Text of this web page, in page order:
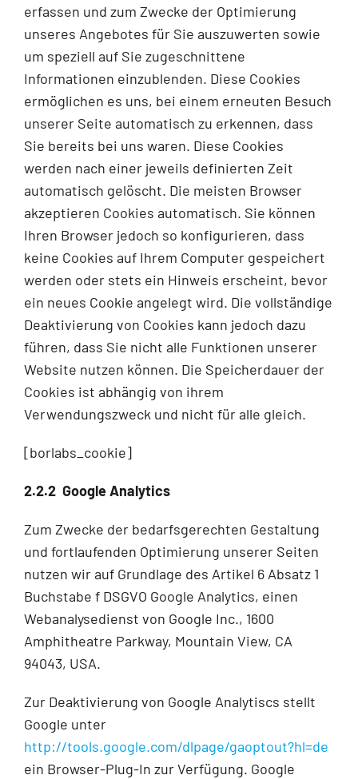
erfassen und zum Zwecke der Optimierung
unseres Angebotes für Sie auszuwerten sowie
um speziell auf Sie zugeschnittene
Informationen einzublenden. Diese Cookies
ermöglichen es uns, bei einem erneuten Besuch
unserer Seite automatisch zu erkennen, dass
Sie bereits bei uns waren. Diese Cookies
werden nach einer jeweils definierten Zeit
automatisch gelöscht. Die meisten Browser
akzeptieren Cookies automatisch. Sie können
Ihren Browser jedoch so konfigurieren, dass
keine Cookies auf Ihrem Computer gespeichert
werden oder stets ein Hinweis erscheint, bevor
ein neues Cookie angelegt wird. Die vollständige
Deaktivierung von Cookies kann jedoch dazu
führen, dass Sie nicht alle Funktionen unserer
Website nutzen können. Die Speicherdauer der
Cookies ist abhängig von ihrem
Verwendungszweck und nicht für alle gleich.
[borlabs_cookie]
2.2.2 Google Analytics
Zum Zwecke der bedarfsgerechten Gestaltung
und fortlaufenden Optimierung unserer Seiten
nutzen wir auf Grundlage des Artikel 6 Absatz 1
Buchstabe f DSGVO Google Analytics, einen
Webanalysedienst von Google Inc., 1600
Amphitheatre Parkway, Mountain View, CA
94043, USA.
Zur Deaktivierung von Google Analytiscs stellt
Google unter
http://tools.google.com/dlpage/gaoptout?hl=de
ein Browser-Plug-In zur Verfügung. Google